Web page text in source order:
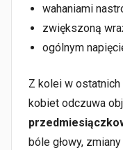
wahaniami
zwiększoną
ogólnym
Z kolei w
kobiet odczuwa
bóle głowy,